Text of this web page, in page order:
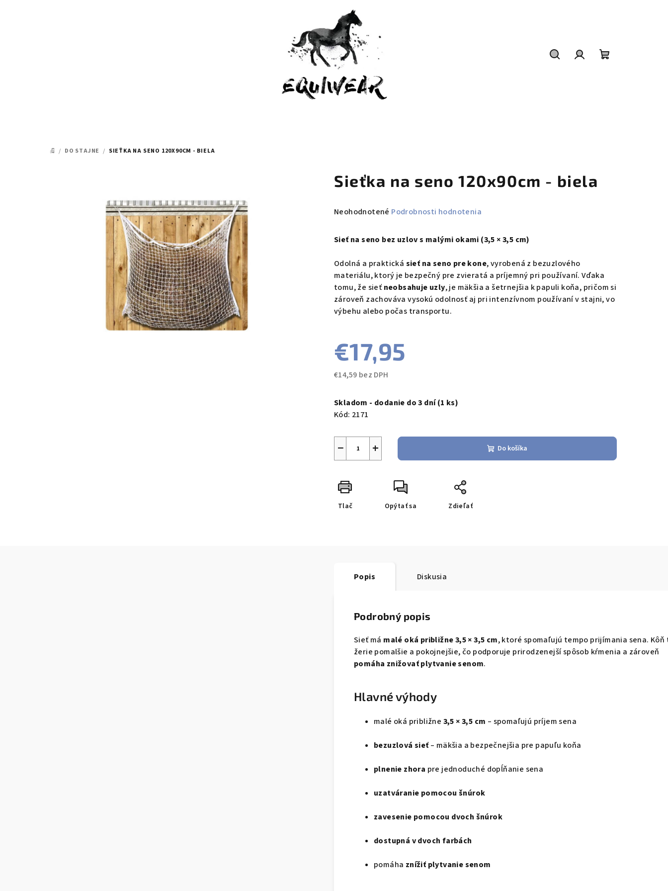
DOMOV
/ DO STAJNE / SIEŤKA NA SENO 120X90CM - BIELA
Sieťka na seno 120x90cm - biela
Priemerné
produktu
0,0
5
hviezdičiek.
Neohodnotené Podrobnosti hodnotenia
Sieť na seno bez uzlov s malými okami (3,5 × 3,5 cm)
Odolná a praktická sieť na seno pre kone, vyrobená z bezuzlového
materiálu, ktorý je bezpečný pre zvieratá a príjemný pri používaní. Vďaka
tomu, že sieť neobsahuje uzly, je mäkšia a šetrnejšia k papuli koňa, pričom si
zároveň zachováva vysokú odolnosť aj pri intenzívnom používaní v stajni, vo
výbehu alebo počas transportu.
€17,95
€14,59 bez DPH
cena:
Skladom - dodanie do 3 dní(1 ks)
Kód: 2171
+
− Do košíka
Tlač Opýtať sa Zdieľať
Popis Diskusia
Podrobný popis
Sieť má malé oká približne 3,5 × 3,5 cm, ktoré spomaľujú tempo prijímania sena. Kôň
žerie pomalšie a pokojnejšie, čo podporuje prirodzenejší spôsob kŕmenia a zároveň
pomáha znižovať plytvanie senom.
Hlavné výhody
malé oká približne 3,5 × 3,5 cm – spomaľujú príjem sena
bezuzlová sieť – mäkšia a bezpečnejšia pre papuľu koňa
plnenie zhora pre jednoduché dopĺňanie sena
uzatváranie pomocou šnúrok
zavesenie pomocou dvoch šnúrok
dostupná v dvoch farbách
pomáha znížiť plytvanie senom